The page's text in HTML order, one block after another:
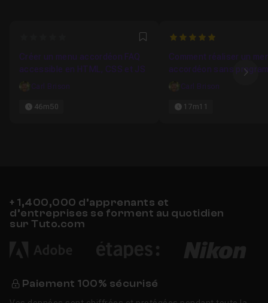
Favori
Créer un menu accordéon FAQ
accessible en HTML, CSS et JS
Carl Brison
46m50
5
Comment réaliser un
accordéon sans
Carl Brison
17m11
+ 1,400,000 d’apprenants et
d’entreprises se forment au quotidien
sur Tuto.com
Paiement 100% sécurisé